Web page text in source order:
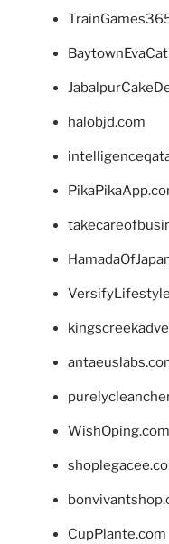
halobjd.com
WishOping.com
CupPlante.com